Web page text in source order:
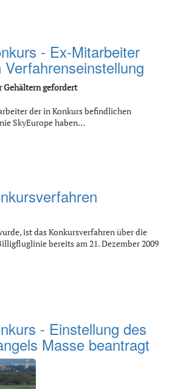
- Ex-Mitarbeiter
Gehältern gefordert
der in Konkurs befindlichen
SkyEurope haben…
ist das Konkursverfahren über die
bereits am 21. Dezember 2009
- Einstellung des
Masse beantragt